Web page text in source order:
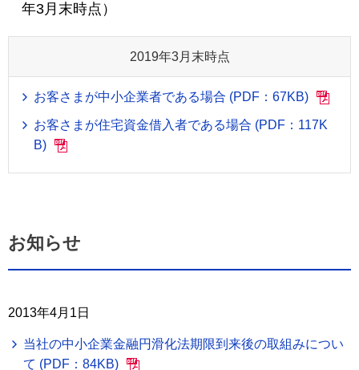
年3月末時点）
2019年3月末時点
お客さまが中小企業者である場合 (PDF：67KB)
お客さまが住宅資金借入者である場合 (PDF：117K
B)
お知らせ
2013年4月1日
当社の中小企業金融円滑化法期限到来後の取組みについ
て (PDF：84KB)